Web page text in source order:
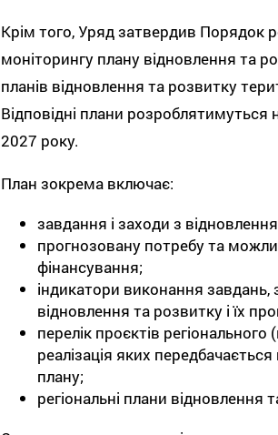
Крім того, Уряд затвердив Порядок
моніторингу плану відновлення та
планів відновлення та розвитку
Відповідні плани розроблятимуться
2027 року.
План зокрема включає:
завдання і заходи з
прогнозовану потребу та
фінансування;
індикатори виконання завдань,
відновлення та розвитку і їх
перелік проєктів
реалізація яких
плану;
регіональні плани відновлення